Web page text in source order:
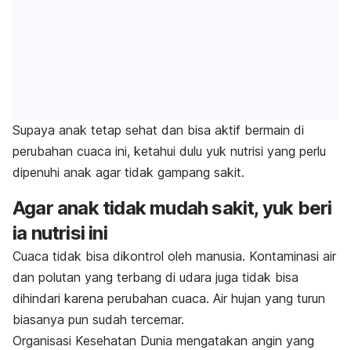
Supaya anak tetap sehat dan bisa aktif bermain di
perubahan cuaca ini, ketahui dulu yuk nutrisi yang perlu
dipenuhi anak agar tidak gampang sakit.
Agar anak tidak mudah sakit, yuk beri
ia nutrisi ini
Cuaca tidak bisa dikontrol oleh manusia. Kontaminasi air
dan polutan yang terbang di udara juga tidak bisa
dihindari karena perubahan cuaca. Air hujan yang turun
biasanya pun sudah tercemar.
Organisasi Kesehatan Dunia mengatakan angin yang